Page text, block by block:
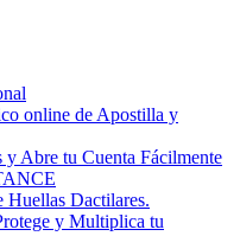
online de Apostilla y
Abre tu Cuenta Fácilmente
Huellas Dactilares.
y Multiplica tu